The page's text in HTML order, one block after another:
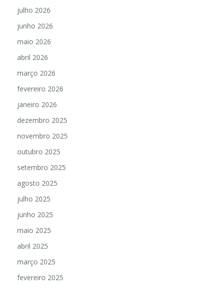
julho 2026
junho 2026
maio 2026
abril 2026
março 2026
fevereiro 2026
janeiro 2026
dezembro 2025
novembro 2025
outubro 2025
setembro 2025
agosto 2025
julho 2025
junho 2025
maio 2025
abril 2025
março 2025
fevereiro 2025